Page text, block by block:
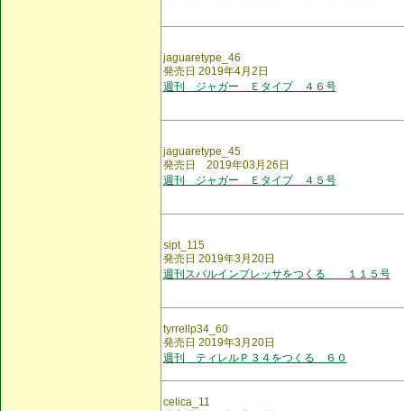
jaguaretype_46
発売日 2019年4月2日
週刊 ジャガー Ｅタイプ ４６号
jaguaretype_45
発売日 2019年03月26日
週刊 ジャガー Ｅタイプ ４５号
sipt_115
発売日 2019年3月20日
週刊スバルインプレッサをつくる １１５号
tyrrellp34_60
発売日 2019年3月20日
週刊 ティレルＰ３４をつくる ６０
celica_11